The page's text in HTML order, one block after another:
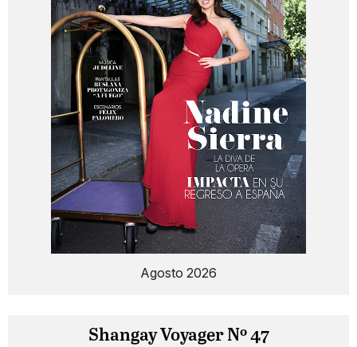
Agosto 2026
Shangay Voyager Nº 47